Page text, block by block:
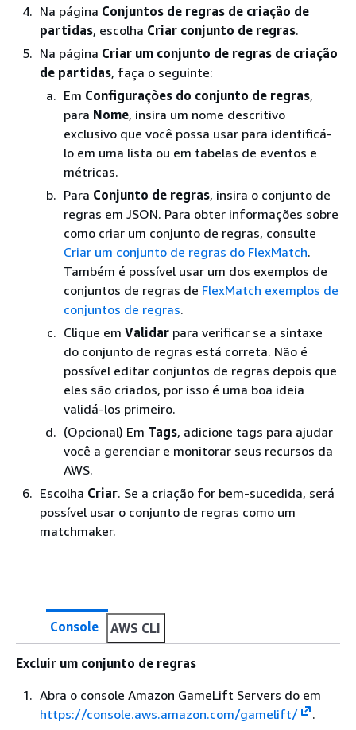
Na página Conjuntos de regras de criação de
partidas, escolha Criar conjunto de regras.
Na página Criar um conjunto de regras de criação
de partidas, faça o seguinte:
Em Configurações do conjunto de regras,
para Nome, insira um nome descritivo
exclusivo que você possa usar para identificá-
lo em uma lista ou em tabelas de eventos e
métricas.
Para Conjunto de regras, insira o conjunto de
regras em JSON. Para obter informações sobre
como criar um conjunto de regras, consulte
Criar um conjunto de regras do FlexMatch.
Também é possível usar um dos exemplos de
conjuntos de regras de FlexMatch exemplos de
conjuntos de regras.
Clique em Validar para verificar se a sintaxe
do conjunto de regras está correta. Não é
possível editar conjuntos de regras depois que
eles são criados, por isso é uma boa ideia
validá-los primeiro.
(Opcional) Em Tags, adicione tags para ajudar
você a gerenciar e monitorar seus recursos da
AWS.
Escolha Criar. Se a criação for bem-sucedida, será
possível usar o conjunto de regras como um
matchmaker.
Console AWS CLI
Excluir um conjunto de regras
Abra o console Amazon GameLift Servers do em
https://console.aws.amazon.com/gamelift/
.